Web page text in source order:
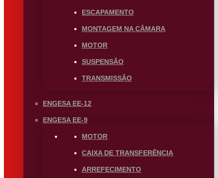
ESCAPAMENTO
MONTAGEM NA CÂMARA
MOTOR
SUSPENSÃO
TRANSMISSÃO
ENGESA EE-12
ENGESA EE-9
MOTOR
CAIXA DE TRANSFERÊNCIA
ARREFECIMENTO